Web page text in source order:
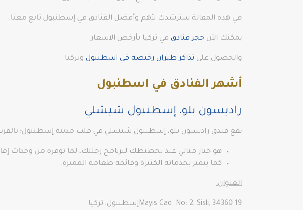
في هذه المقالة سنرشدك لأهم وأفضل الفنادق في إسطنبول تابع معنا.
يمكنك الآن حجز فنادق في تركيا بأرخص الاسعار
والحصول على تذاكر طيران رخيصة في اسطنبول وتركيا
أشهر الفنادق في اسطنبول
راديسون بلو، إسطنبول شيشلي
يقع فندق راديسون بلو، إسطنبول شيشلي في قلب مدينة إسطنبول؛
هو خيار مثالي عند تخطيطك لبرنامج رحلتك، لما توفره من وحدات
كما يتميز بخدماته الكثيرة وقائمة طعامه المميزة.
العنوان:
19 Mayis Cad. No: 2, Sisli, 34360إسطنبول, تركيا